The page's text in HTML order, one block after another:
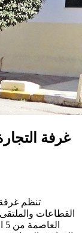
تنظم
القطاعات